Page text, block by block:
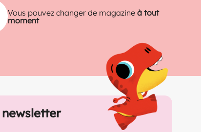
Vous pouvez changer de magazine à tout
moment